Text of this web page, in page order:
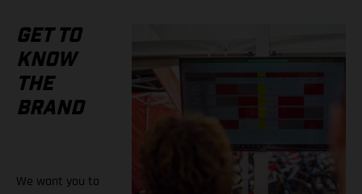
GET TO
KNOW
THE
BRAND
We want you to